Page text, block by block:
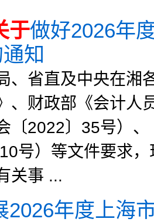
于做好2026年
知
、省直及中央在湘
、财政部《会计人
〔2022〕35号）
号）等文件要求
关事 ...
2026年度上海